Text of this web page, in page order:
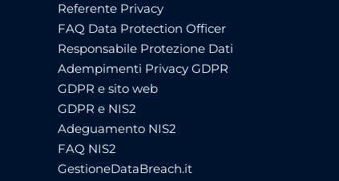
Referente Privacy
FAQ Data Protection Officer
Responsabile Protezione Dati
Adempimenti Privacy GDPR
GDPR e sito web
GDPR e NIS2
Adeguamento NIS2
FAQ NIS2
GestioneDataBreach.it